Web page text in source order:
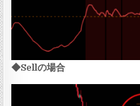
◆Sellの場合